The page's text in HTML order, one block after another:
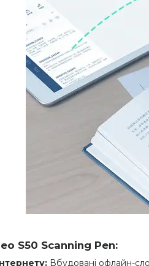
S50 Scanning Pen:
Вбудовані офлайн-